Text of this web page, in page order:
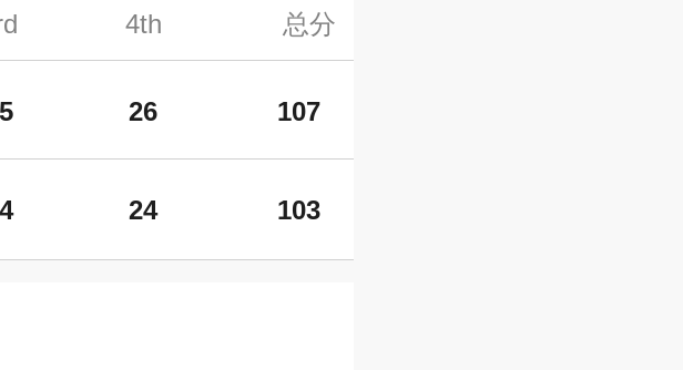
4th
26
24
总分
107
103